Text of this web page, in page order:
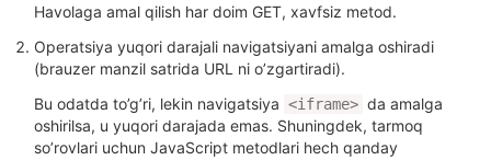
Havolaga amal qilish har doim GET, xavfsiz metod.
Operatsiya yuqori darajali navigatsiyani amalga oshiradi
(brauzer manzil satrida URL ni o’zgartiradi).
Bu odatda to’g’ri, lekin navigatsiya <iframe> da amalga
oshirilsa, u yuqori darajada emas. Shuningdek, tarmoq
so’rovlari uchun JavaScript metodlari hech qanday